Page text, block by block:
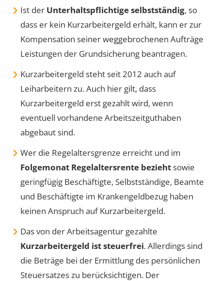
Ist der Unterhaltspflichtige selbstständig, so
dass er kein Kurzarbeitergeld erhält, kann er zur
Kompensation seiner weggebrochenen Aufträge
Leistungen der Grundsicherung beantragen.
Kurzarbeitergeld steht seit 2012 auch auf
Leiharbeitern zu. Auch hier gilt, dass
Kurzarbeitergeld erst gezahlt wird, wenn
eventuell vorhandene Arbeitszeitguthaben
abgebaut sind.
Wer die Regelaltersgrenze erreicht und im
Folgemonat Regelaltersrente beziehtsowie
geringfügig Beschäftigte, Selbstständige, Beamte
und Beschäftigte im Krankengeldbezug haben
keinen Anspruch auf Kurzarbeitergeld.
Das von der Arbeitsagentur gezahlte
Kurzarbeitergeld ist steuerfrei. Allerdings sind
die Beträge bei der Ermittlung des persönlichen
Steuersatzes zu berücksichtigen. Der